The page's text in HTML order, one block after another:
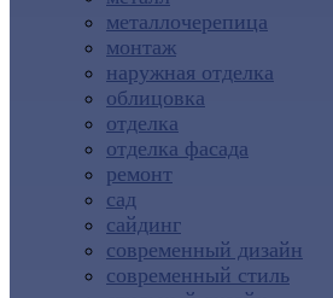
металлочерепица
монтаж
наружная отделка
облицовка
отделка
отделка фасада
ремонт
сад
сайдинг
современный дизайн
современный стиль